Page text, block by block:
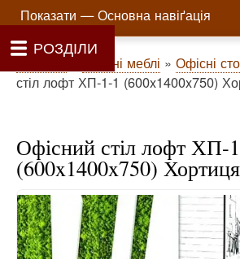
Основна навіґація
Показати — Основна навіґація
Головна
Як проводитьсяПро нас
Матеріали та
Вартість Контакти
Фотогалерея
Рядок навіґації
Головна Офісні меблі Офісні
стіл лофт ХП-1-1 (600x1400x750)
Офісний стіл лофт ХП-
(600x1400x750) Хортиця
РОЗДІЛИ